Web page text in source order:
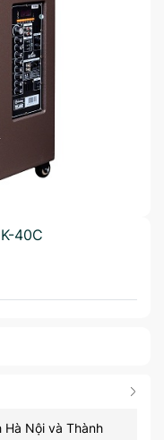
40C
Hà Nội và Thành